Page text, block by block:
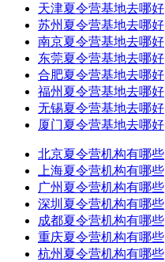
天津夏令营基地去哪好
苏州夏令营基地去哪好
南京夏令营基地去哪好
东莞夏令营基地去哪好
合肥夏令营基地去哪好
福州夏令营基地去哪好
无锡夏令营基地去哪好
厦门夏令营基地去哪好
北京夏令营机构有哪些
上海夏令营机构有哪些
广州夏令营机构有哪些
深圳夏令营机构有哪些
成都夏令营机构有哪些
重庆夏令营机构有哪些
杭州夏令营机构有哪些